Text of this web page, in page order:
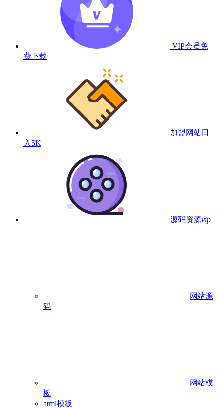
VIP会员免
费下载
加盟网站日
入5K
源码资源vip
网站源
码
网站模
板
html模板